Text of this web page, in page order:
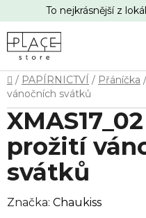
na
obsah
To nejkrásnější z
Domů
/ PAPÍRNICTVÍ / Přáníčka /
vánočních svátků
prožití
svátků
Značka: Chaukiss